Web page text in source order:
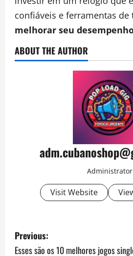
confiáveis e ferramentas
melhorar seu
ABOUT THE AUTHOR
Administrator
Visit Website
P
o
Previous:
Esses são os 10 melhores jogos